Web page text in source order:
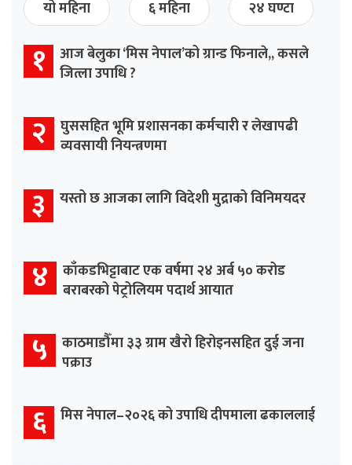
यो महिना
६ महिना २४ घण्टा
१ आज बेलुका ‘मिस नेपाल’को ग्रान्ड फिनाले,, कसले
जित्ला उपाधि ?
२ घुससहित भूमि प्रशासनका कर्मचारी र लेखापढी
व्यवसायी नियन्त्रणमा
३ यस्तो छ आजका लागि विदेशी मुद्राको विनिमयदर
४ काँकडभिट्टाबाट एक वर्षमा २४ अर्ब ५० करोड
बराबरको पेट्रोलियम पदार्थ आयात
५ काठमाडौँमा ३३ ग्राम खैरो हिरोइनसहित दुई जना
पक्राउ
६ मिस नेपाल–२०२६ को उपाधि दीपमाला ढकाललाई